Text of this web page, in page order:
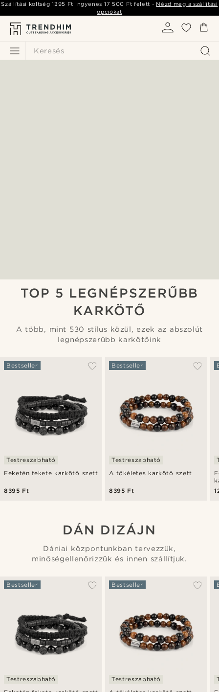
Keresés
Szállítási költség1395 Ft ingyenes 17 500 Ft felett - Nézd meg a szállítási
opciókat
TOP 5 LEGNÉPSZERŰBB
KARKÖTŐ
A több, mint 530 stílus közül, ezek az abszolút
legnépszerűbb karkötőink
Feketén fekete karkötő szett
Bestseller
Testreszabható
8395 Ft
A tökéletes karkötő szett
Bestseller
Testreszabható
8395 Ft
DÁN DIZÁJN
Dániai központunkban tervezzük,
minőségellenőrizzük és innen szállítjuk.
Bestseller
Testreszabható
Bestseller
Testreszabható